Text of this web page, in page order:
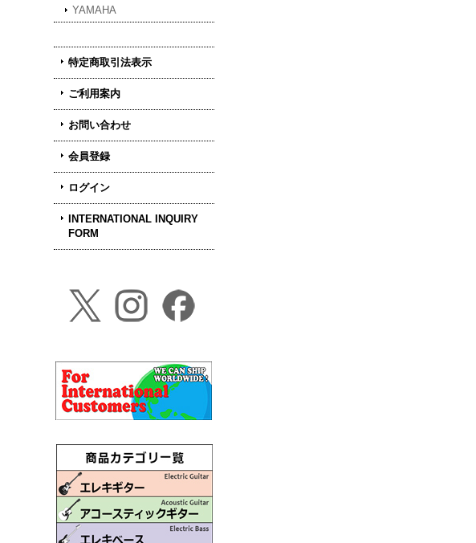
YAMAHA
特定商取引法表示
ご利用案内
お問い合わせ
会員登録
ログイン
INTERNATIONAL INQUIRY
FORM